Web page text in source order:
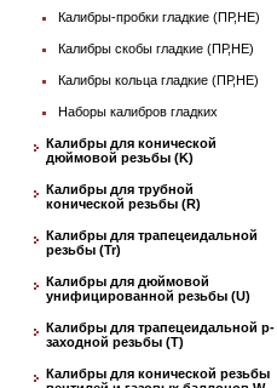
Калибры-пробки гладкие (ПР,НЕ)
Калибры скобы гладкие (ПР,НЕ)
Калибры кольца гладкие (ПР,НЕ)
Наборы калибров гладких
Калибры для конической
дюймовой резьбы (K)
Калибры для трубной
конической резьбы (R)
Калибры для трапецеидальной
резьбы (Tr)
Калибры для дюймовой
унифицированной резьбы (U)
Калибры для трапецеидальной p-
заходной резьбы (T)
Калибры для конической резьбы